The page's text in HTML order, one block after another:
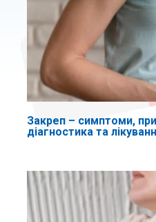
Закреп – симптоми,
діагностика та